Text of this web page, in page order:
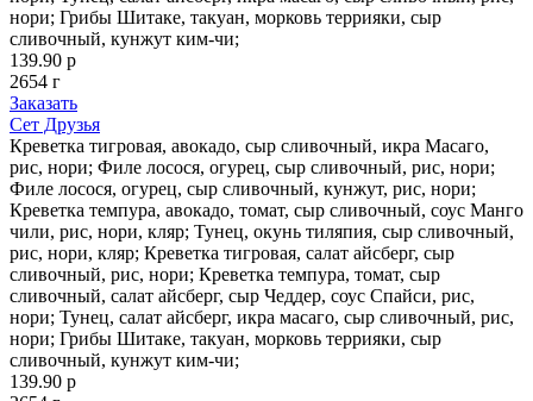
нори; Грибы Шитаке, такуан, морковь террияки, сыр
сливочный, кунжут ким-чи;
139.90 р
2654 г
Заказать
Сет Друзья
Креветка тигровая, авокадо, сыр сливочный, икра Масаго,
рис, нори; Филе лосося, огурец, сыр сливочный, рис, нори;
Филе лосося, огурец, сыр сливочный, кунжут, рис, нори;
Креветка темпура, авокадо, томат, сыр сливочный, соус Манго
чили, рис, нори, кляр; Тунец, окунь тиляпия, сыр сливочный,
рис, нори, кляр; Креветка тигровая, салат айсберг, сыр
сливочный, рис, нори; Креветка темпура, томат, сыр
сливочный, салат айсберг, сыр Чеддер, соус Спайси, рис,
нори; Тунец, салат айсберг, икра масаго, сыр сливочный, рис,
нори; Грибы Шитаке, такуан, морковь террияки, сыр
сливочный, кунжут ким-чи;
139.90 р